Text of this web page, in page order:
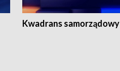
Kwadrans samorządowy